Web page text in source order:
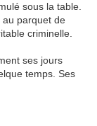
sous la table.
au parquet de
criminelle.
ses jours
temps. Ses